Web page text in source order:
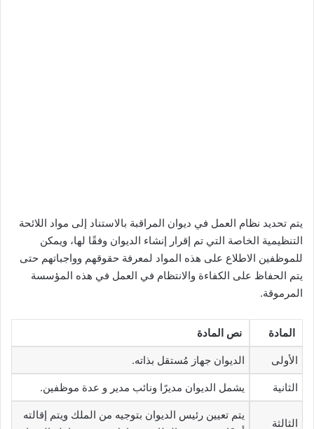
يتم تحديد نظام العمل في ديوان المراقبة بالاستناد إلى مواد اللائحة
التنظيمية الخاصة التي تم إقرار إنشاء الديوان وفقًا لها، ويمكن
للموظفين الاطلاع على هذه المواد لمعرفة حقوقهم وواجباتهم حتى
يتم الحفاظ على الكفاءة والانتظام في العمل في هذه المؤسسة
المرموقة.
المادة نص المادة
الأولى الديوان جهاز مُستقل بذاته.
الثانية يشمل الديوان مديرًا ونائب مدير و عدة موظفين.
الثالثة
يتم تعيين رئيس الديوان بتوجيه من الملك ويتم إقالته